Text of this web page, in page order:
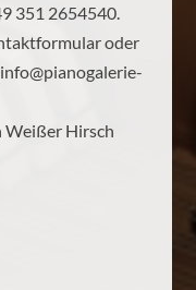
351 2654540.
oder
info@pianogalerie-
Weißer Hirsch